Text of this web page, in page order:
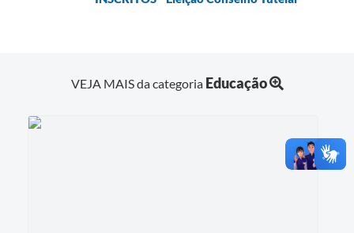
VEJA MAIS da categoria Educação